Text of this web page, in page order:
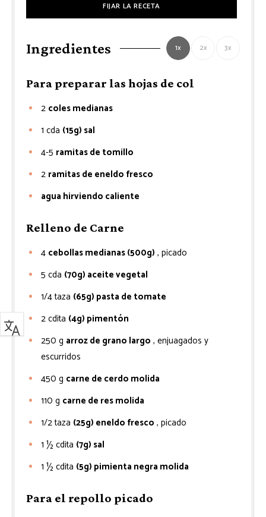
FIJAR LA RECETA
Ingredientes 1x 2x 3x
Para preparar las hojas de col
2 coles medianas
1 cda (15g) sal
4-5 ramitas de tomillo
2 ramitas de eneldo fresco
agua hirviendo caliente
Relleno de Carne
4 cebollas medianas (500g) , picado
5 cda (70g) aceite vegetal
1/4taza (65g) pasta de tomate
2cdita (4g) pimentón
250 g arroz de grano largo , enjuagados y
escurridos
450 g carne de cerdo molida
110 g carne de res molida
1/2taza (25g) eneldo fresco , picado
1 ½cdita (7g) sal
1 ½cdita (5g) pimienta negra molida
Para el repollo picado